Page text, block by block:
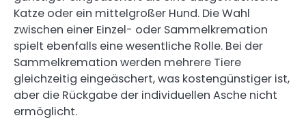
Katze oder ein mittelgroßer Hund. Die Wahl
zwischen einer Einzel- oder Sammelkremation
spielt ebenfalls eine wesentliche Rolle. Bei der
Sammelkremation werden mehrere Tiere
gleichzeitig eingeäschert, was kostengünstiger ist,
aber die Rückgabe der individuellen Asche nicht
ermöglicht.